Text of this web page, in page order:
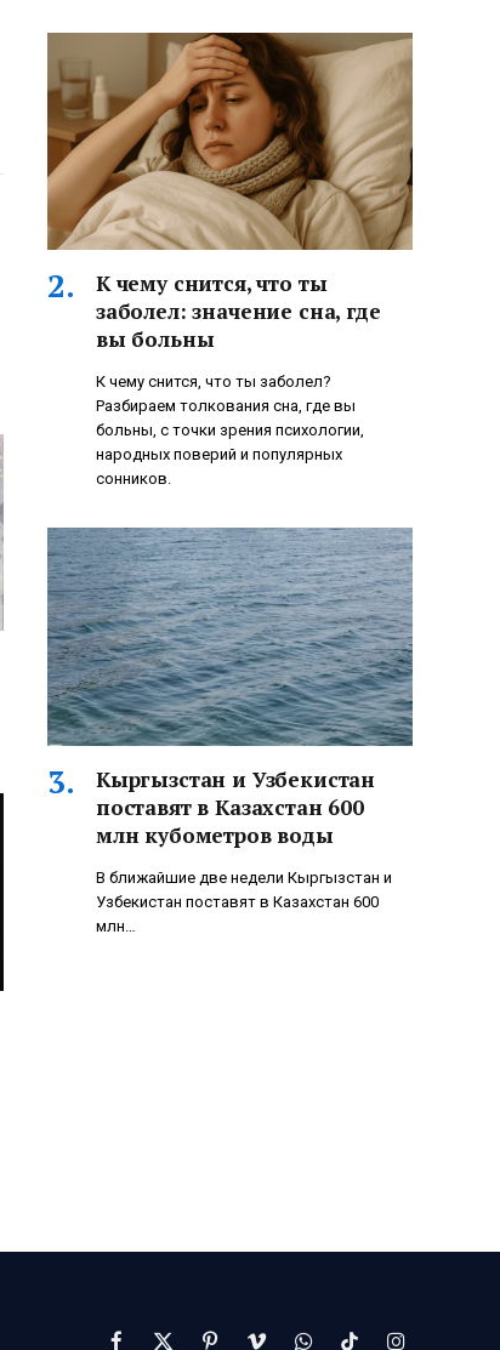
К чему снится, что ты
заболел: значение сна, где
вы больны
К чему снится, что ты заболел?
Разбираем толкования сна, где вы
больны, с точки зрения психологии,
народных поверий и популярных
сонников.
Кыргызстан и Узбекистан
поставят в Казахстан 600
млн кубометров воды
В ближайшие две недели Кыргызстан и
Узбекистан поставят в Казахстан 600
млн…